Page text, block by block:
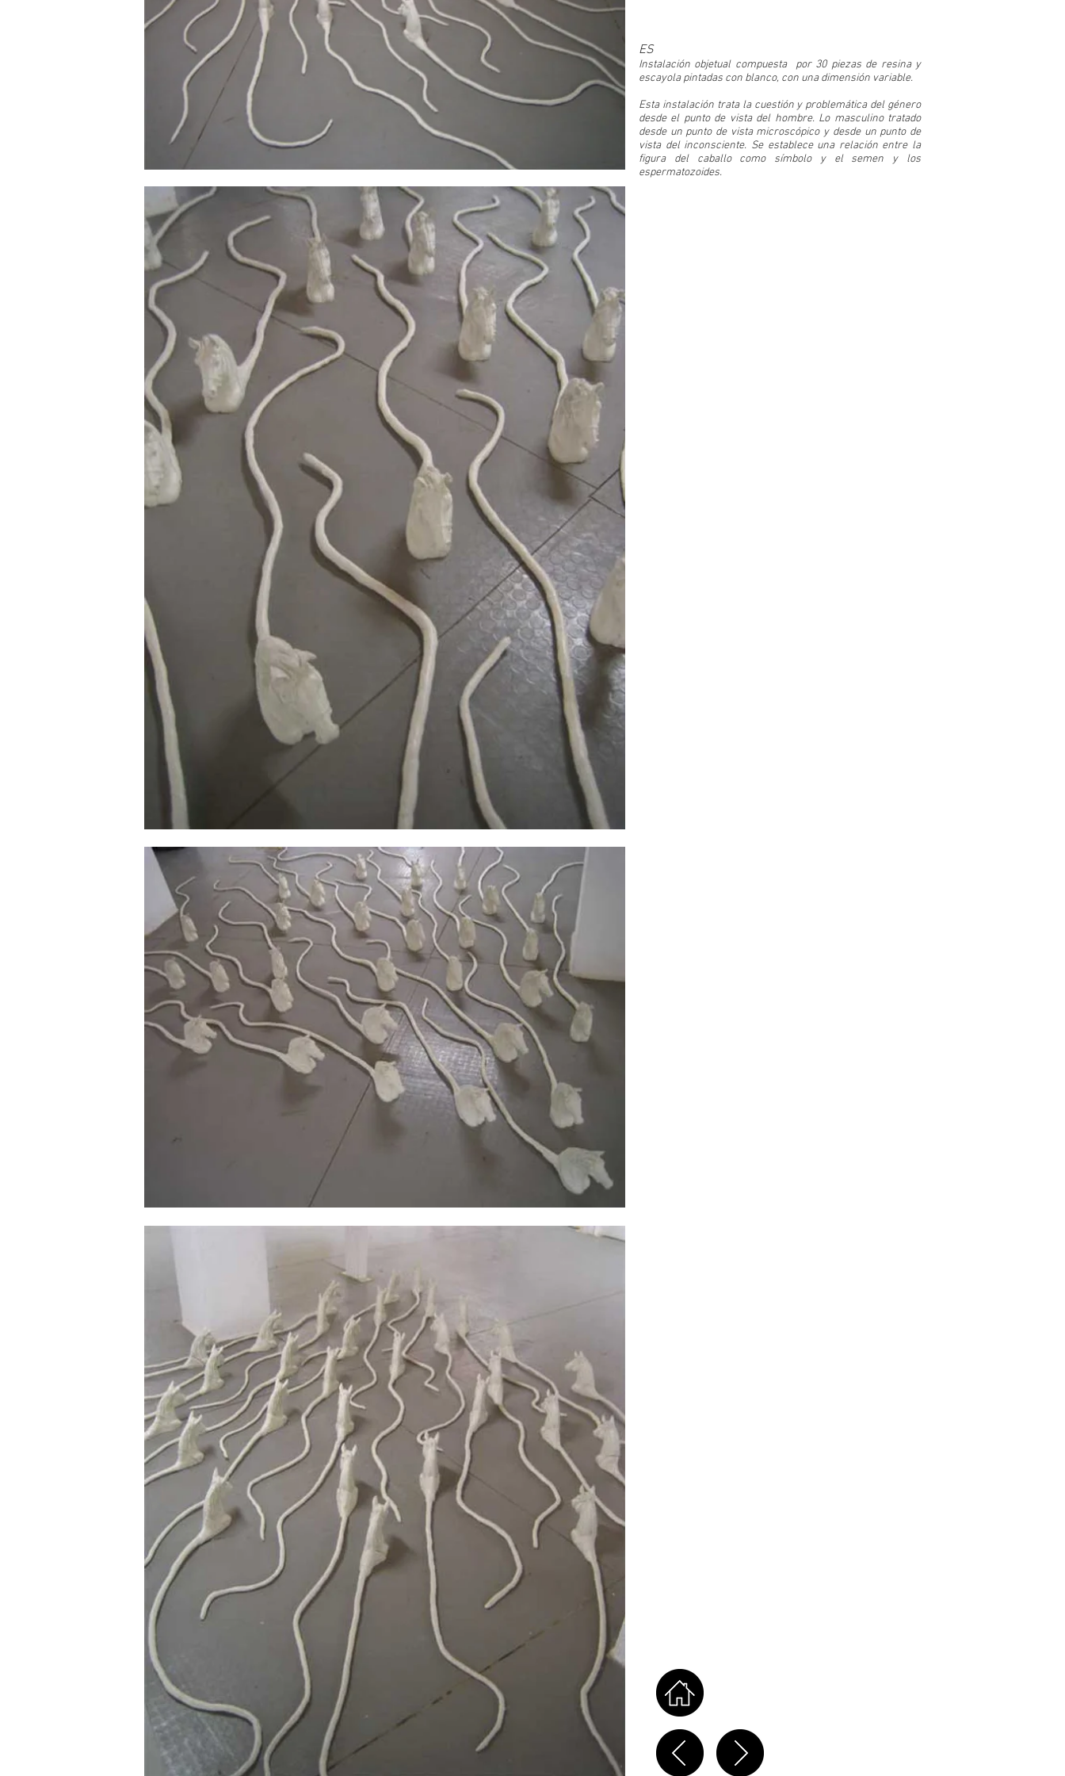
ES
Instalación objetual compuesta por 30 piezas de resina y
escayola pintadas con blanco, con una dimensión variable.
Esta instalación trata la cuestión y problemática del género
desde el punto de vista del hombre. Lo masculino tratado
desde un punto de vista microscópico y desde un punto de
vista del inconsciente. Se establece una relación entre la
figura del caballo como símbolo y el semen y los
espermatozoides.